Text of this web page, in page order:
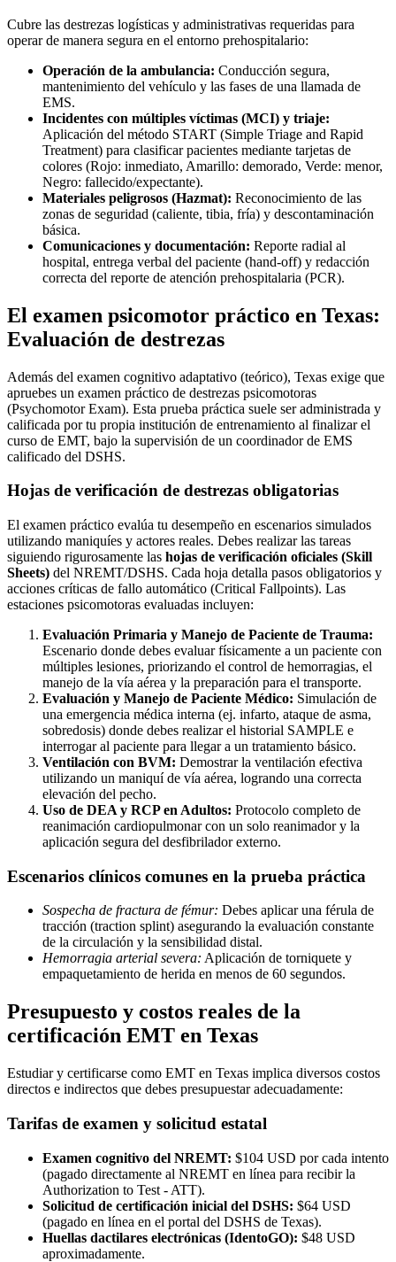
Cubre las destrezas logísticas y administrativas requeridas para
operar de manera segura en el entorno prehospitalario:
Operación de la ambulancia: Conducción segura,
mantenimiento del vehículo y las fases de una llamada de
EMS.
Incidentes con múltiples víctimas (MCI) y triaje:
Aplicación del método START (Simple Triage and Rapid
Treatment) para clasificar pacientes mediante tarjetas de
colores (Rojo: inmediato, Amarillo: demorado, Verde: menor,
Negro: fallecido/expectante).
Materiales peligrosos (Hazmat): Reconocimiento de las
zonas de seguridad (caliente, tibia, fría) y descontaminación
básica.
Comunicaciones y documentación: Reporte radial al
hospital, entrega verbal del paciente (hand-off) y redacción
correcta del reporte de atención prehospitalaria (PCR).
El examen psicomotor práctico en Texas:
Evaluación de destrezas
Además del examen cognitivo adaptativo (teórico), Texas exige que
apruebes un examen práctico de destrezas psicomotoras
(Psychomotor Exam). Esta prueba práctica suele ser administrada y
calificada por tu propia institución de entrenamiento al finalizar el
curso de EMT, bajo la supervisión de un coordinador de EMS
calificado del DSHS.
Hojas de verificación de destrezas obligatorias
El examen práctico evalúa tu desempeño en escenarios simulados
utilizando maniquíes y actores reales. Debes realizar las tareas
siguiendo rigurosamente las hojas de verificación oficiales (Skill
Sheets) del NREMT/DSHS. Cada hoja detalla pasos obligatorios y
acciones críticas de fallo automático (Critical Fallpoints). Las
estaciones psicomotoras evaluadas incluyen:
Evaluación Primaria y Manejo de Paciente de Trauma:
Escenario donde debes evaluar físicamente a un paciente con
múltiples lesiones, priorizando el control de hemorragias, el
manejo de la vía aérea y la preparación para el transporte.
Evaluación y Manejo de Paciente Médico: Simulación de
una emergencia médica interna (ej. infarto, ataque de asma,
sobredosis) donde debes realizar el historial SAMPLE e
interrogar al paciente para llegar a un tratamiento básico.
Ventilación con BVM: Demostrar la ventilación efectiva
utilizando un maniquí de vía aérea, logrando una correcta
elevación del pecho.
Uso de DEA y RCP en Adultos: Protocolo completo de
reanimación cardiopulmonar con un solo reanimador y la
aplicación segura del desfibrilador externo.
Escenarios clínicos comunes en la prueba práctica
Sospecha de fractura de fémur: Debes aplicar una férula de
tracción (traction splint) asegurando la evaluación constante
de la circulación y la sensibilidad distal.
Hemorragia arterial severa: Aplicación de torniquete y
empaquetamiento de herida en menos de 60 segundos.
Presupuesto y costos reales de la
certificación EMT en Texas
Estudiar y certificarse como EMT en Texas implica diversos costos
directos e indirectos que debes presupuestar adecuadamente:
Tarifas de examen y solicitud estatal
Examen cognitivo del NREMT: $104 USD por cada intento
(pagado directamente al NREMT en línea para recibir la
Authorization to Test - ATT).
Solicitud de certificación inicial del DSHS: $64 USD
(pagado en línea en el portal del DSHS de Texas).
Huellas dactilares electrónicas (IdentoGO): $48 USD
aproximadamente.